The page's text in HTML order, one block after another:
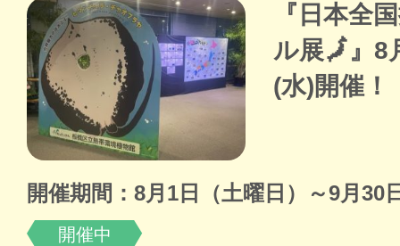
『日本全
ル展🗾』8
(水)開催！
開催期間：8月1日（土曜日）～9月30
開催中